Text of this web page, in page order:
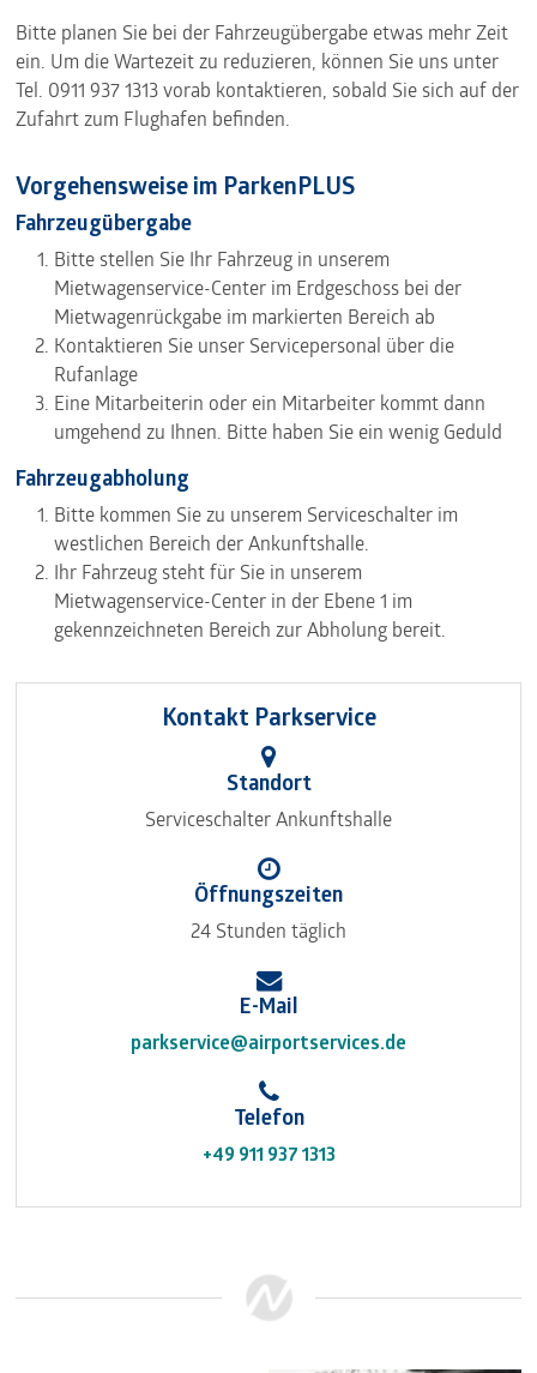
Bitte planen Sie bei der Fahrzeugübergabe etwas mehr Zeit
ein. Um die Wartezeit zu reduzieren, können Sie uns unter
Tel. 0911 937 1313 vorab kontaktieren, sobald Sie sich auf der
Zufahrt zum Flughafen befinden.
Vorgehensweise im ParkenPLUS
Fahrzeugübergabe
Bitte stellen Sie Ihr Fahrzeug in unserem
Mietwagenservice-Center im Erdgeschoss bei der
Mietwagenrückgabe im markierten Bereich ab
Kontaktieren Sie unser Servicepersonal über die
Rufanlage
Eine Mitarbeiterin oder ein Mitarbeiter kommt dann
umgehend zu Ihnen. Bitte haben Sie ein wenig Geduld
Fahrzeugabholung
Bitte kommen Sie zu unserem Serviceschalter im
westlichen Bereich der Ankunftshalle.
Ihr Fahrzeug steht für Sie in unserem
Mietwagenservice-Center in der Ebene 1 im
gekennzeichneten Bereich zur Abholung bereit.
Kontakt Parkservice
Standort
Serviceschalter Ankunftshalle
Öffnungszeiten
24 Stunden täglich
E-Mail
parkservice@airportservices.de
Telefon
+49 911 937 1313